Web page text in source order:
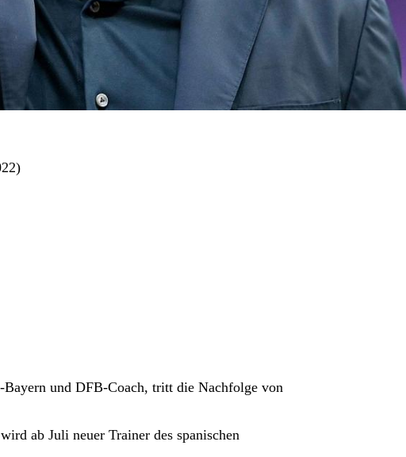
und DFB-Coach, tritt die Nachfolge von
ab Juli neuer Trainer des spanischen